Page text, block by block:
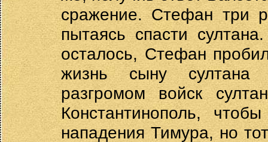
сражение. Стефан три
пытаясь спасти
осталось, Стефан
жизнь сыну султана
разгромом войск
Константинополь,
нападения Тимура, но